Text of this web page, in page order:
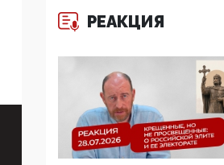
больше, чем кровные
05:00, 13 Июня 2026
Разбор учебника
Обществознания под
редакцией
суверенитет,
РЕАКЦИЯ